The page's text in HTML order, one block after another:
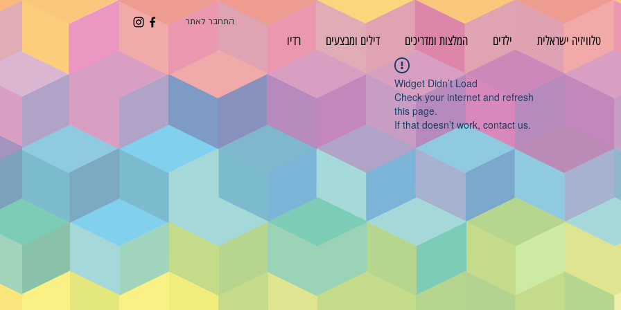
התחבר לאתר
טלוויזיה ישראלית ילדים המלצות ומדריכים דילים ומבצעים רדיו
Widget Didn’t Load
Check your internet and refresh
this page.
If that doesn’t work, contact us.